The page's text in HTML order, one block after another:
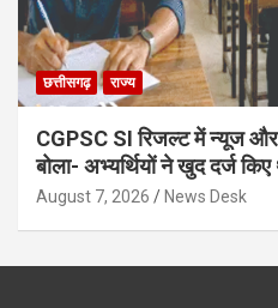
छत्तीसगढ़ राज्य
CGPSC SI रिजल्ट में न्यूज और
बोला- अभ्यर्थियों ने खुद दर्ज
August 7, 2026 News Desk